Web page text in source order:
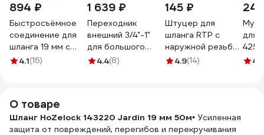
894 ₽
Быстросъёмное
соединение для
шланга 19 мм с
аквастопом
4.1(16)
1 639 ₽
Переходник
внешний 3/4"-1"
для большого
объема воды USP
4.4(8)
145 ₽
Штуцер для
шланга RTP с
наружной резьбой
G 20х3/4 25157
4.9(14)
для
4.3
О товаре
Шланг HoZelock 143220 Jardin 19 мм 50м• Усиленная
защита от повреждений, перегибов и перекручивания